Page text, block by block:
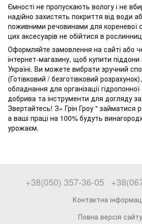
Ємності не пропускають вологу і не
надійно захистять покриття від води
поживними речовинами для кореневої
цих аксесуарів не обійтися в
Оформляйте замовлення на сайті або
інтернет-магазину, щоб купити
Україні. Ви можете вибрати зручний
(Готівковий / безготівковий
обладнання для організації
добрива та інструменти для догляду
Звертайтесь! З» Грін Гроу " займатися
а ваші праці на 100% будуть
урожаєм.
+38(050) 357-36-05
Контактна
Повна версія сайту